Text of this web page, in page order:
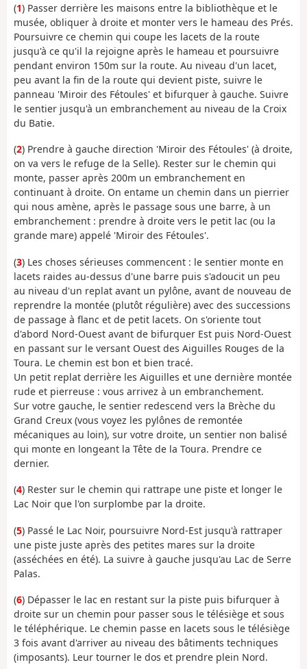
(1) Passer derrière les maisons entre la bibliothèque et le
musée, obliquer à droite et monter vers le hameau des Prés.
Poursuivre ce chemin qui coupe les lacets de la route
jusqu'à ce qu'il la rejoigne après le hameau et poursuivre
pendant environ 150m sur la route. Au niveau d'un lacet,
peu avant la fin de la route qui devient piste, suivre le
panneau 'Miroir des Fétoules' et bifurquer à gauche. Suivre
le sentier jusqu'à un embranchement au niveau de la Croix
du Batie.
(2) Prendre à gauche direction 'Miroir des Fétoules' (à droite,
on va vers le refuge de la Selle). Rester sur le chemin qui
monte, passer après 200m un embranchement en
continuant à droite. On entame un chemin dans un pierrier
qui nous amène, après le passage sous une barre, à un
embranchement : prendre à droite vers le petit lac (ou la
grande mare) appelé 'Miroir des Fétoules'.
(3) Les choses sérieuses commencent : le sentier monte en
lacets raides au-dessus d'une barre puis s'adoucit un peu
au niveau d'un replat avant un pylône, avant de nouveau de
reprendre la montée (plutôt régulière) avec des successions
de passage à flanc et de petit lacets. On s'oriente tout
d'abord Nord-Ouest avant de bifurquer Est puis Nord-Ouest
en passant sur le versant Ouest des Aiguilles Rouges de la
Toura. Le chemin est bon et bien tracé.
Un petit replat derrière les Aiguilles et une dernière montée
rude et pierreuse : vous arrivez à un embranchement.
Sur votre gauche, le sentier redescend vers la Brèche du
Grand Creux (vous voyez les pylônes de remontée
mécaniques au loin), sur votre droite, un sentier non balisé
qui monte en longeant la Tête de la Toura. Prendre ce
dernier.
(4) Rester sur le chemin qui rattrape une piste et longer le
Lac Noir que l'on surplombe par la droite.
(5) Passé le Lac Noir, poursuivre Nord-Est jusqu'à rattraper
une piste juste après des petites mares sur la droite
(asséchées en été). La suivre à gauche jusqu'au Lac de Serre
Palas.
(6) Dépasser le lac en restant sur la piste puis bifurquer à
droite sur un chemin pour passer sous le télésiège et sous
le téléphérique. Le chemin passe en lacets sous le télésiège
3 fois avant d'arriver au niveau des bâtiments techniques
(imposants). Leur tourner le dos et prendre plein Nord.